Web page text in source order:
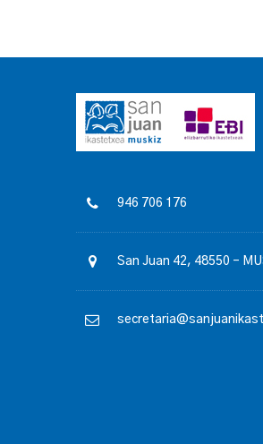
946 706 176
San Juan 42, 48550 –